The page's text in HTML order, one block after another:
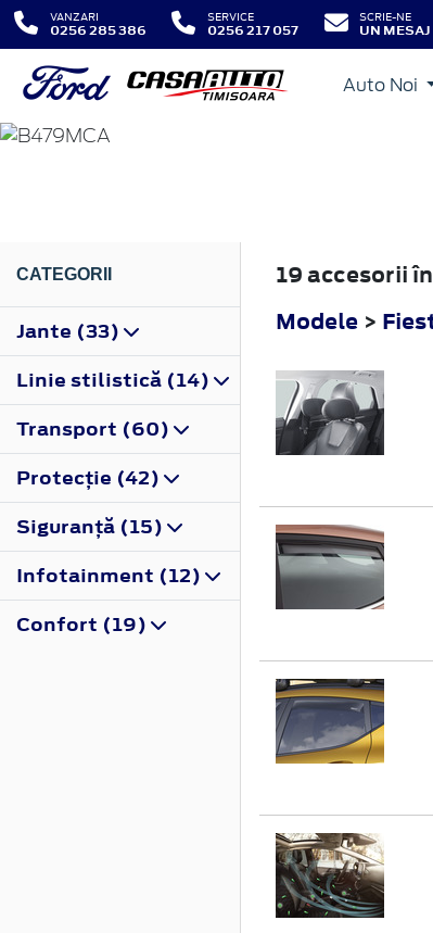
VANZARI
0256 285 386
SERVICE
0256 217 057
SCRIE-NE
UN MESAJ
Auto Noi
FIESTA
CATEGORII
Jante (33)
Linie stilistică (14)
Transport (60)
Protecţie (42)
Siguranţă (15)
Infotainment (12)
Confort (19)
19 accesorii
Modele >